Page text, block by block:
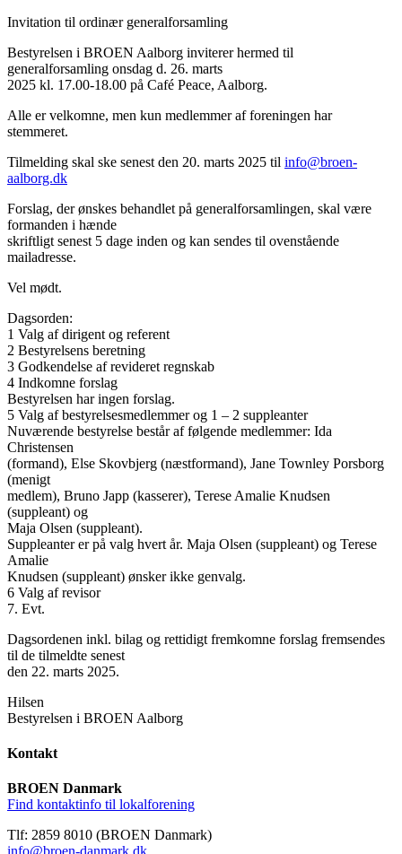
Invitation til ordinær generalforsamling
Bestyrelsen i BROEN Aalborg inviterer hermed til
generalforsamling onsdag d. 26. marts
2025 kl. 17.00-18.00 på Café Peace, Aalborg.
Alle er velkomne, men kun medlemmer af foreningen har
stemmeret.
Tilmelding skal ske senest den 20. marts 2025 til info@broen-
aalborg.dk
Forslag, der ønskes behandlet på generalforsamlingen, skal være
formanden i hænde
skriftligt senest 5 dage inden og kan sendes til ovenstående
mailadresse.
Vel mødt.
Dagsorden:
1 Valg af dirigent og referent
2 Bestyrelsens beretning
3 Godkendelse af revideret regnskab
4 Indkomne forslag
Bestyrelsen har ingen forslag.
5 Valg af bestyrelsesmedlemmer og 1 – 2 suppleanter
Nuværende bestyrelse består af følgende medlemmer: Ida
Christensen
(formand), Else Skovbjerg (næstformand), Jane Townley Porsborg
(menigt
medlem), Bruno Japp (kasserer), Terese Amalie Knudsen
(suppleant) og
Maja Olsen (suppleant).
Suppleanter er på valg hvert år. Maja Olsen (suppleant) og Terese
Amalie
Knudsen (suppleant) ønsker ikke genvalg.
6 Valg af revisor
7. Evt.
Dagsordenen inkl. bilag og rettidigt fremkomne forslag fremsendes
til de tilmeldte senest
den 22. marts 2025.
Hilsen
Bestyrelsen i BROEN Aalborg
Kontakt
BROEN Danmark
Find kontaktinfo til lokalforening
Tlf: 2859 8010 (BROEN Danmark)